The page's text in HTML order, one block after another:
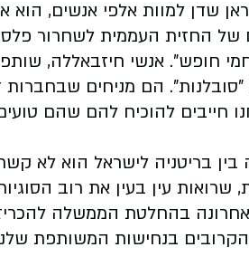
שדן למוות אלפי אנשים, הוא
של החזית העממית לשחרור
חופש". אנשי חיזבאללה,
הם מניחים שבחברות
חייבים להוכיח להם שהם
בריטניה לישראל הוא לא
שרואות עין בעין את רוב
בהחלטת הממשלה
בנחישות המשותפת